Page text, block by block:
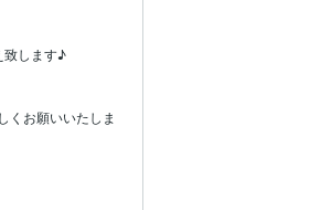
致します♪
くお願いいたしま